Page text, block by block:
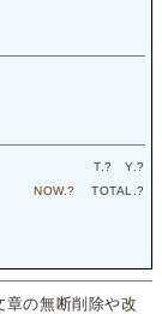
T.? Y.?
NOW.? TOTAL.?
章の無断削除や改